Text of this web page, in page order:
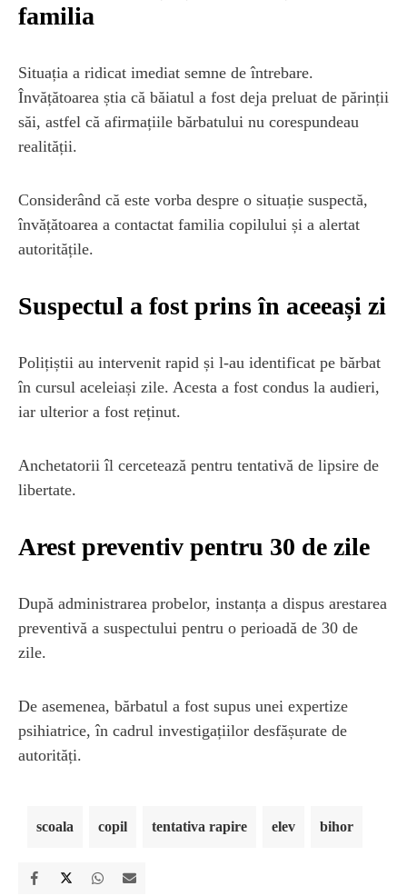
familia
Situația a ridicat imediat semne de întrebare.
Învățătoarea știa că băiatul a fost deja preluat de părinții
săi, astfel că afirmațiile bărbatului nu corespundeau
realității.
Considerând că este vorba despre o situație suspectă,
învățătoarea a contactat familia copilului și a alertat
autoritățile.
Suspectul a fost prins în aceeași zi
Polițiștii au intervenit rapid și l-au identificat pe bărbat
în cursul aceleiași zile. Acesta a fost condus la audieri,
iar ulterior a fost reținut.
Anchetatorii îl cercetează pentru tentativă de lipsire de
libertate.
Arest preventiv pentru 30 de zile
După administrarea probelor, instanța a dispus arestarea
preventivă a suspectului pentru o perioadă de 30 de
zile.
De asemenea, bărbatul a fost supus unei expertize
psihiatrice, în cadrul investigațiilor desfășurate de
autorități.
scoala copil tentativa rapire elev bihor